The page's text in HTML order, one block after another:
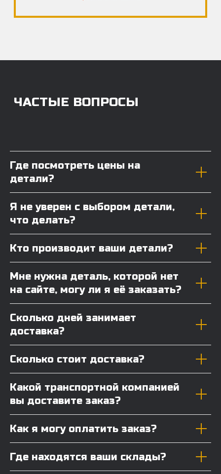
Где посмотреть цены на
детали?
Я не уверен с выбором детали,
что делать?
Кто производит ваши детали?
Мне нужна деталь, которой нет
на сайте, могу ли я её заказать?
Сколько дней занимает
доставка?
Сколько стоит доставка?
Какой транспортной компанией
вы доставите заказ?
Как я могу оплатить заказ?
Где находятся ваши склады?